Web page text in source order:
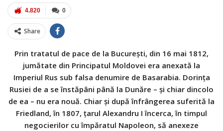
0
4.820
Share
Prin tratatul de pace de la București, din 16 mai 1812,
jumătate din Principatul Moldovei era anexată la
Imperiul Rus sub falsa denumire de Basarabia. Dorința
Rusiei de a se înstăpâni până la Dunăre – și chiar dincolo
de ea – nu era nouă. Chiar și după înfrângerea suferită la
Friedland, în 1807, țarul Alexandru I încerca, în timpul
negocierilor cu împăratul Napoleon, să anexeze